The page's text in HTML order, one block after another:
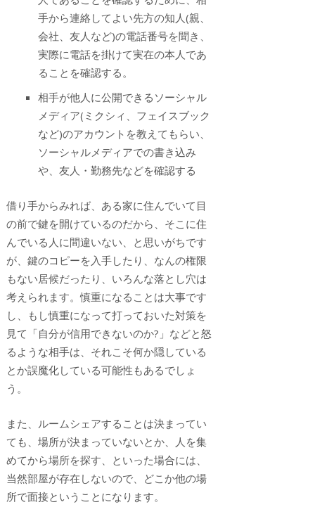
手から連絡してよい先方の知人(親、
会社、友人など)の電話番号を聞き、
実際に電話を掛けて実在の本人であ
ることを確認する。
相手が他人に公開できるソーシャル
メディア(ミクシィ、フェイスブック
など)のアカウントを教えてもらい、
ソーシャルメディアでの書き込み
や、友人・勤務先などを確認する
借り手からみれば、ある家に住んでいて目
の前で鍵を開けているのだから、そこに住
んでいる人に間違いない、と思いがちです
が、鍵のコピーを入手したり、なんの権限
もない居候だったり、いろんな落とし穴は
考えられます。慎重になることは大事です
し、もし慎重になって打っておいた対策を
見て「自分が信用できないのか?」などと怒
るような相手は、それこそ何か隠している
とか誤魔化している可能性もあるでしょ
う。
また、ルームシェアすることは決まってい
ても、場所が決まっていないとか、人を集
めてから場所を探す、といった場合には、
当然部屋が存在しないので、どこか他の場
所で面接ということになります。